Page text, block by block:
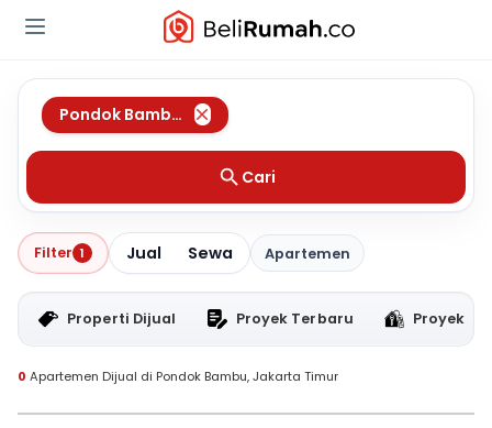
Pondok Bambu Jakarta Timur
Cari
Filter 1 Jual Sewa Apartemen
Properti Dijual Proyek Terbaru Proyek
0 Apartemen Dijual di Pondok Bambu, Jakarta Timur